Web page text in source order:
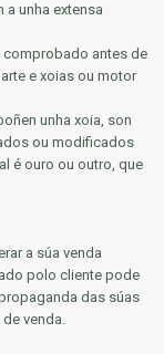
unha extensa
comprobado antes de
e xoias ou motor
unha xoia, son
ou modificados
é ouro ou outro, que
a súa venda
polo cliente pode
das súas
venda.